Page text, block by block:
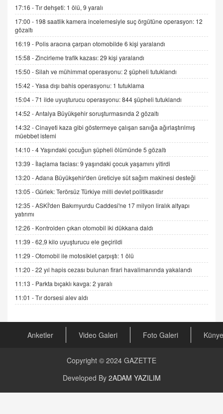
08.11.2024 13:16
FARUK ÖNALAN
Tezkere Onaylanmasaydı…
2 Kasım 2021 Salı 00:11
AV. DOĞAN CAN DOĞAN
Kişisel verilerin korunması ve dijital hukukun
gelişimi
15.09.2025 16:17
SEHER EREK
Kış Ayları Geldi, Hangi Önlemler Alınmalı?
9.12.2025 10:11
İNCİ GÜL AKÖL
Trump Keşke Adana'yı da Ziyaret Etse...
06.07.2026 13:00
ADEM AKÖL
Esed Destekçilerinin Yüzüne Vurulan Şamar:
Sednaya
11.12.2024 12:30
DR. EKREM ASLAN
Gerçek Ne, Algı Ne? "Beraber Yürüyoruz"
Cümlesinin Peşinden
19.07.2025 12:45
GÖNÜL MENEKŞE
Şifacının Yolu
04.11.2025 12:56
Kira Uyuşmazlıklarında Dava Açmadan Önce
Arabulucuya Başvuru Şartı
17:16 -Tır dehşeti: 1 ölü, 9 yaralı
17:00 - 198 saatlik kamera incelemesiyle suç örgütüne operasyon: 12
gözaltı
16:19 - Polis aracına çarpan otomobilde 6 kişi yaralandı
15:58 -Zincirleme trafik kazası: 29 kişi yaralandı
15:50 -Silah ve mühimmat operasyonu: 2 şüpheli tutuklandı
15:42 -Yasa dışı bahis operasyonu: 1 tutuklama
15:04 -71 ilde uyuşturucu operasyonu: 844 şüpheli tutuklandı
14:52 -Antalya Büyükşehir soruşturmasında 2 gözaltı
14:32 -Cinayeti kaza gibi göstermeye çalışan sanığa ağırlaştırılmış
müebbet istemi
14:10 -4 Yaşındaki çocuğun şüpheli ölümünde 5 gözaltı
13:39 - İlaçlama faciası: 9 yaşındaki çocuk yaşamını yitirdi
13:20 -Adana Büyükşehir'den üreticiye süt sağım makinesi desteği
13:05 -Gürlek: Terörsüz Türkiye milli devlet politikasıdır
12:35 -ASKİ'den Bakımyurdu Caddesi'ne 17 milyon liralık altyapı
yatırımı
12:26 - Kontrolden çıkan otomobil iki dükkana daldı
11:39 -62,9 kilo uyuşturucu ele geçirildi
11:29 -Otomobil ile motosiklet çarpıştı: 1 ölü
11:20 -22 yıl hapis cezası bulunan firari havalimanında yakalandı
11:13 - Parkta bıçaklı kavga: 2 yaralı
11:01 -Tır dorsesi alev aldı
Anketler Video Galeri Foto Galeri Künye
Copyright © 2024 GAZETTE
Developed By 2ADAM YAZILIM